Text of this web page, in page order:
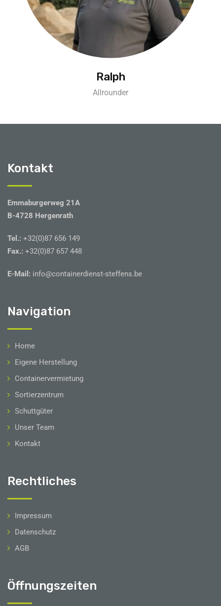
Ralph
Allrounder
Kontakt
Emmaburgerweg 21A
B-4728 Hergenrath
Tel.: +32(0)87 656 149
Fax.: +32(0)87 657 448
E-Mail: info@containerdienst-steffens.be
Navigation
Home
Eigene Herstellung
Containervermietung
Sortierzentrum
Schuttgüter
Unser Team
Kontakt
Rechtliches
Impressum
Datenschutz
AGB
Öffnungszeiten